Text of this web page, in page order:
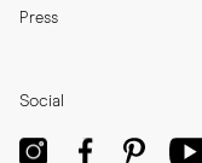
Press
Social